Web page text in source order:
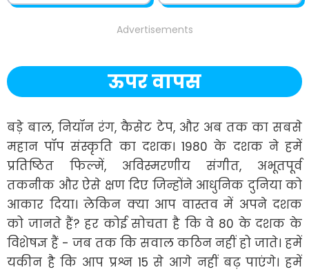
Advertisements
ऊपर वापस
बड़े बाल, नियॉन रंग, कैसेट टेप, और अब तक का सबसे
महान पॉप संस्कृति का दशक। 1980 के दशक ने हमें
प्रतिष्ठित फिल्में, अविस्मरणीय संगीत, अभूतपूर्व
तकनीक और ऐसे क्षण दिए जिन्होंने आधुनिक दुनिया को
आकार दिया। लेकिन क्या आप वास्तव में अपने दशक
को जानते हैं? हर कोई सोचता है कि वे 80 के दशक के
विशेषज्ञ हैं - जब तक कि सवाल कठिन नहीं हो जाते। हमें
यकीन है कि आप प्रश्न 15 से आगे नहीं बढ़ पाएंगे। हमें